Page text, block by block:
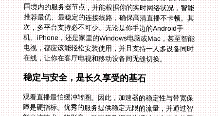
在线，让你在客厅电视和移动设备间无缝切换。
稳定与安全，是长久享受的基石
观看直播最怕缓冲转圈。因此，加速器的稳定性与带宽保
障是硬指标。优秀的服务提供稳定无限的流量，并通过智
能分流技术，将影音、游戏等数据优先通过精心优化的回
国专线传输。独享的高带宽保障，让你在观看4K超清赛
事时也能丝滑流畅。与此同时，数据安全加密和专线传输
技术为你保驾护航，确保你的网络活动隐私不被窥探，支